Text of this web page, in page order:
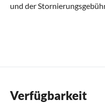
und der
Verfügbarkeit